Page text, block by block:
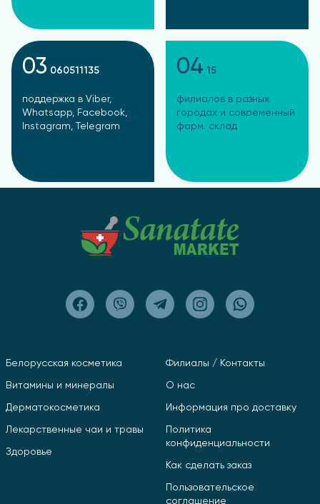
03 060511135
поддержка в Viber,
Whatsapp, Facebook,
Instagram, Telegram
04 15
филиалов в разных
городах и современный
фарм. склад
Белорусская косметика
Витамины и минералы
Дерматокосметика
Лекарственные чаи и травы
Здоровье
Филиалы / Контакты
О нас
Информация про доставку
Политика
конфиденциальности
Как сделать заказ
Пользовательское
соглашение